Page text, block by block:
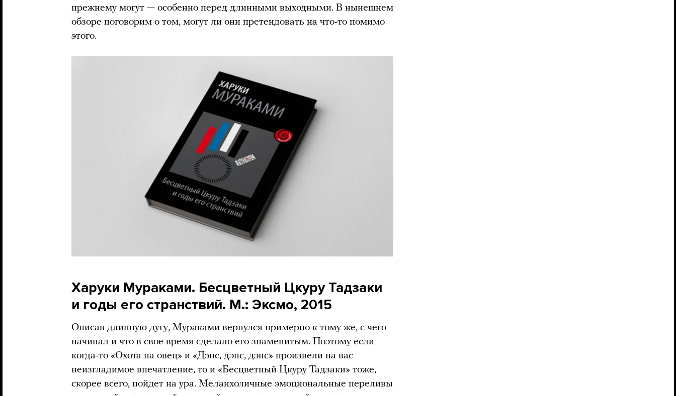
прежнему могут — особенно перед длинными выходными. В нынешнем
обзоре поговорим о том, могут ли они претендовать на что-то помимо
этого.
Харуки Мураками. Бесцветный Цкуру Тадзаки
и годы его странствий. М.: Эксмо, 2015
Описав длинную дугу, Мураками вернулся примерно к тому же, с чего
начинал и что в свое время сделало его знаменитым. Поэтому если
когда-то «Охота на овец» и «Дэнс, дэнс, дэнс» произвели на вас
неизгладимое впечатление, то и «Бесцветный Цкуру Тадзаки» тоже,
скорее всего, пойдет на ура. Меланхоличные эмоциональные переливы